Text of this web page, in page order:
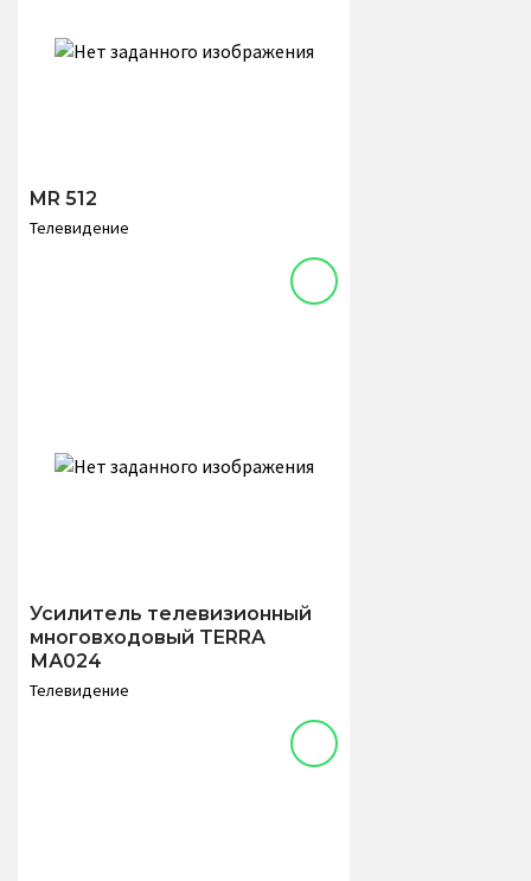
MR 512
Телевидение
Усилитель телевизионный
многовходовый TERRA
МА024
Телевидение